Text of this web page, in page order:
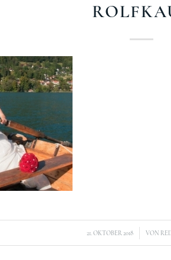
21. OKTOBER 2018
/ VON